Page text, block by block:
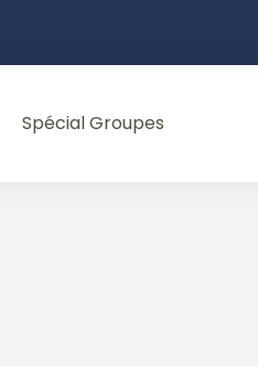
Spécial Groupes